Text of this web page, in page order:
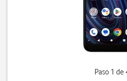
Paso 1 de